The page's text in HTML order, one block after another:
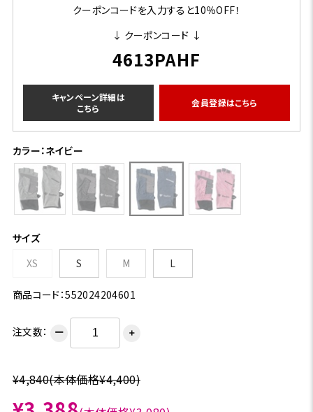
クーポンコードを入力すると10％OFF！
↓ クーポンコード ↓
4613PAHF
キャンペーン詳細は
こちら
会員登録はこちら
カラー：ネイビー
サイズ
XS
S M L
商品コード：552024204601
注文数： ー ＋
¥4,840(本体価格¥4,400)